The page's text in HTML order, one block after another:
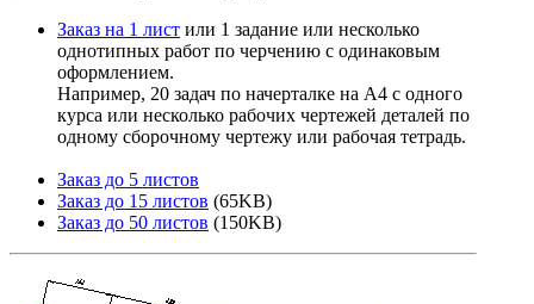
Заказ на 1 лист или 1 задание или несколько
однотипных работ по черчению с одинаковым
оформлением.
Например, 20 задач по начерталке на A4 с одного
курса или несколько рабочих чертежей деталей по
одному сборочному чертежу или рабочая тетрадь.
Заказ до 5 листов
Заказ до 15 листов (65KB)
Заказ до 50 листов (150KB)